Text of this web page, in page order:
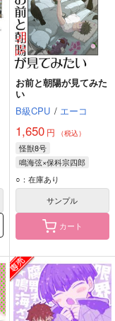
お前と朝陽が見てみた
い
B級CPU / エーコ
1,650円 （税込）
怪獣8号
鳴海弦×保科宗四郎
鳴海弦
保科宗四郎
○：在庫あり
サンプル
カート